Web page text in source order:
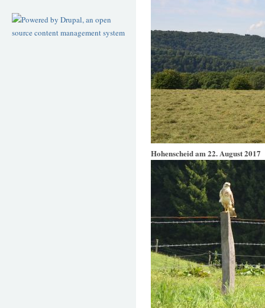
Hohenscheid am 22. August 2017